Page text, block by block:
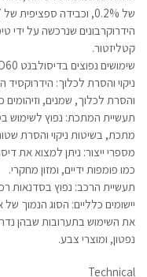
הידרוקרבונים שנרכשה על ידי
קטליזטור.
שימושים נפוצים בדיסולבנט D60 כוללים:
ניקוי והסרת לכלוך: הידרוקסיד
והסרת לכלוך, שמנים, וזיהומים
תעשיית המתכת: נפוץ לשימוש
מתכת, בשיטות ניקוי והסרת
כמו פומפות ידיים, ומזון מחקרי.
תעשיית הרכב: נפוץ בסדנאות
יישומים כלליים: הסוג הנמוך
את השימוש בתערובות שבהן
נפטון, ומוצרי צבע.
Technical